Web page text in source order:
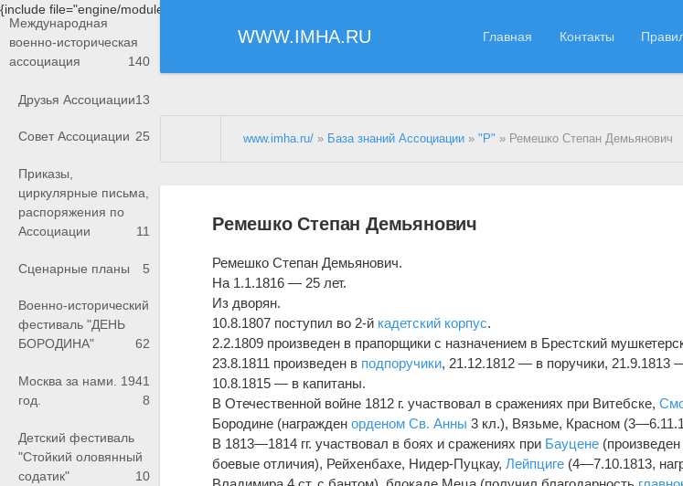
{include file="engine/modules/saperu/head.php"}
WWW.IMHA.RU Главная Контакты
Международная
военно-историческая
ассоциация
140
Друзья Ассоциации13
Совет Ассоциации 25
Приказы,
циркулярные письма,
распоряжения по
Ассоциации
11
Сценарные планы 5
Военно-исторический
фестиваль "ДЕНЬ
БОРОДИНА"
62
Москва за нами. 1941
год.
8
Детский фестиваль
"Стойкий оловянный
содатик"
10
www.imha.ru/ » База знаний Ассоциации »"Р" » Ремешко Степан Демьянович
Ремешко Степан Демьянович
Ремешко Степан Демьянович.
На 1.1.1816 — 25 лет.
Из дворян.
10.8.1807 поступил во 2-й кадетский корпус.
2.2.1809 произведен в прапорщики с назначением в Брестский
23.8.1811 произведен в подпоручики, 21.12.1812 — в поручики, 21.9.1813
10.8.1815 — в капитаны.
В Отечественной войне 1812 г. участвовал в сражениях при Витебске,
Бородине (награжденорденом Св. Анны 3 кл.), Вязьме, Красном
В 1813—1814 гг. участвовал в боях и сражениях при Бауцене
боевые отличия), Рейхенбахе, Нидер-Пуцкау,Лейпциге (4—7.10.1813,